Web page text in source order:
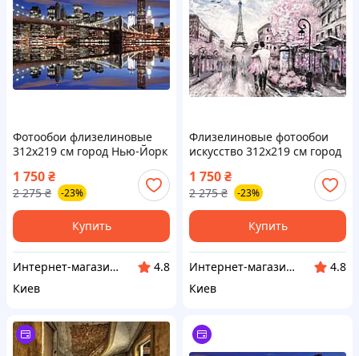
Фотообои флизелиновые
312х219 см город Нью-Йорк
(1670VEXXL) Лучшее
качество
1 750₴
2 275 ₴ -23%
Купить
Интернет-магазин "Little Sam"
4.8
Киев
Флизелиновые фотообои
искусство 312x219 см город
(11470VEXXL) Лучшее
качество
1 750₴
2 275 ₴ -23%
Купить
Интернет-магазин "Little Sam"
4.8
Киев